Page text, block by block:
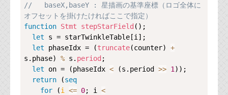
//   baseX,baseY : 星描画の基準座標（ロゴ全体に
オフセットを掛けたければここで指定）
function Stmt stepStarField ();
let s = starTwinkleTable[i];
let phaseIdx = (truncate(counter) +
s.phase) % s. period ;
let on = (phaseIdx < (s.period >> 1 ));
return (seq
for (i <= 0; i <